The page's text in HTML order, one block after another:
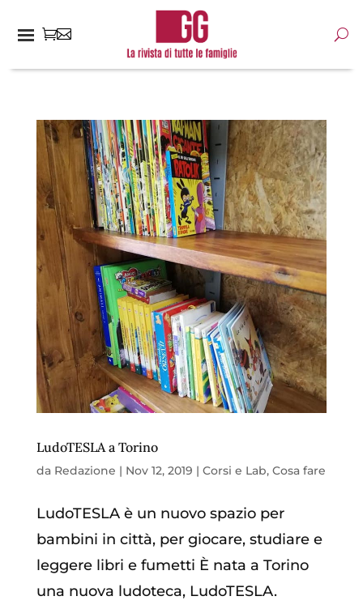
LudoTESLA a Torino
da Redazione | Nov 12, 2019 | Corsi e Lab, Cosa fare
LudoTESLA è un nuovo spazio per
bambini in città, per giocare, studiare e
leggere libri e fumetti È nata a Torino
una nuova ludoteca, LudoTESLA.